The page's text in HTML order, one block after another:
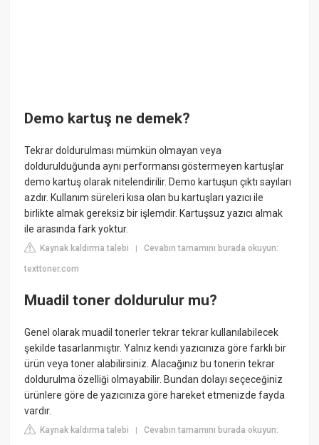
Demo kartuş ne demek?
Tekrar doldurulması mümkün olmayan veya
doldurulduğunda aynı performansı göstermeyen kartuşlar
demo kartuş olarak nitelendirilir. Demo kartuşun çıktı sayıları
azdır. Kullanım süreleri kısa olan bu kartuşları yazıcı ile
birlikte almak gereksiz bir işlemdir. Kartuşsuz yazıcı almak
ile arasında fark yoktur.
Kaynak kaldırma talebi |Cevabın tamamını burada okuyun:
texttoner.com
Muadil toner doldurulur mu?
Genel olarak muadil tonerler tekrar tekrar kullanılabilecek
şekilde tasarlanmıştır. Yalnız kendi yazıcınıza göre farklı bir
ürün veya toner alabilirsiniz. Alacağınız bu tonerin tekrar
doldurulma özelliği olmayabilir. Bundan dolayı seçeceğiniz
ürünlere göre de yazıcınıza göre hareket etmenizde fayda
vardır.
Kaynak kaldırma talebi |Cevabın tamamını burada okuyun: